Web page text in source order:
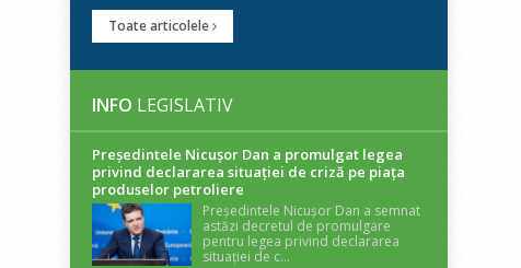
Toate articolele
INFO LEGISLATIV
Președintele Nicuşor Dan a promulgat legea
privind declararea situaţiei de criză pe piaţa
produselor petroliere
Președintele Nicușor Dan a semnat
astăzi decretul de promulgare
pentru legea privind declararea
situației de c...